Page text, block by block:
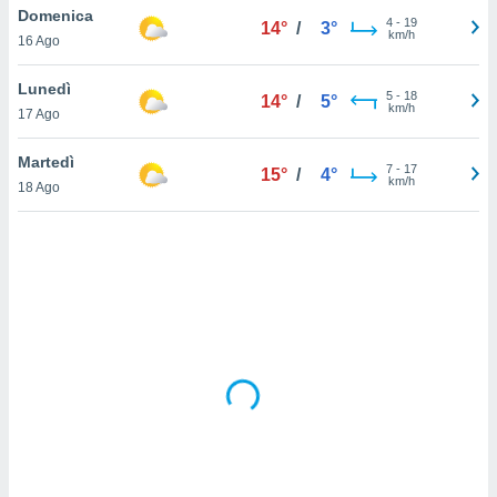
cookie
in
Domenica
16 Ago
14° / 3° 4- 19
km/h
Lunedì
17 Ago
14° / 5° 5- 18
km/h
Martedì
18 Ago
15° / 4° 7- 17
km/h